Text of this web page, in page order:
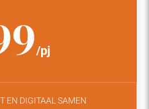
/pj
EN DIGITAAL SAMEN